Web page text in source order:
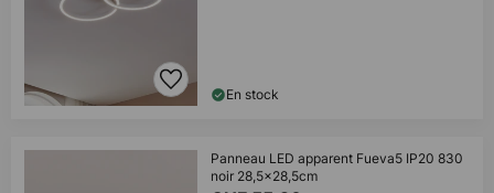
En stock
Panneau LED apparent Fueva5 IP20 830
noir 28,5x28,5cm